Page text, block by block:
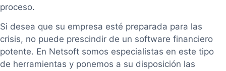
proceso.
Si desea que su empresa esté preparada para las
crisis, no puede prescindir de un software financiero
potente. En Netsoft somos especialistas en este tipo
de herramientas y ponemos a su disposición las